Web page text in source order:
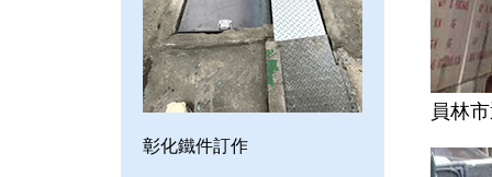
彰化鐵件訂作
員林